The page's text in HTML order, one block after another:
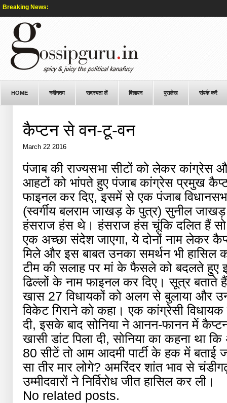
Breaking News:
HOME नवीनतम सदस्यता लें विज्ञापन पुरालेख संपर्क करै
कैप्टन से वन-टू-वन
March 22 2016
पंजाब की राज्यसभा सीटों को लेकर कांग्रेस
आहटों को भांपते हुए पंजाब कांग्रेस प्रमुख
फाइनल कर दिए, इसमें से एक पंजाब
(स्वर्गीय बलराम जाखड़ के पुत्र) सुनील
हंसराज हंस थे। हंसराज हंस चूंकि दलित हैं
एक अच्छा संदेश जाएगा, ये दोनों नाम लेकर
मिले और इस बाबत उनका समर्थन भी हासिल
टीम की सलाह पर मां के फैसले को बदलते हुए
ढिल्लों के नाम फाइनल कर दिए। सूत्र बताते
खास 27 विधायकों को अलग से बुलाया और
विकेट गिराने को कहा। एक कांग्रेसी
दी, इसके बाद सोनिया ने आनन-फानन में
खासी डांट पिला दी, सोनिया का कहना था
80 सीटें तो आम आदमी पार्टी के हक में बताई
सा तीर मार लोगे? अमरिंदर शांत भाव से
उम्मीदवारों ने निर्विरोध जीत हासिल कर ली।
No related posts.